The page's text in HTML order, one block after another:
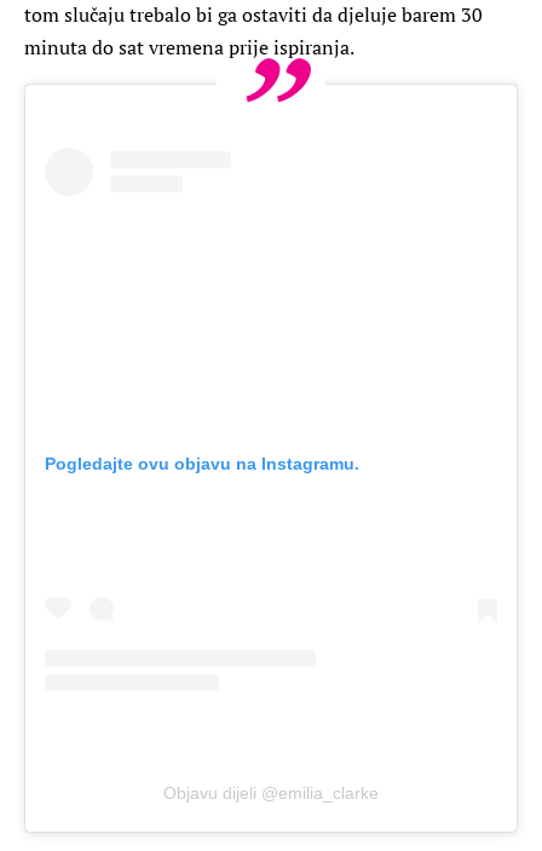
tom slučaju trebalo bi ga ostaviti da djeluje barem 30
minuta do sat vremena prije ispiranja.
Pogledajte ovu objavu na Instagramu.
Objavu dijeli @emilia_clarke